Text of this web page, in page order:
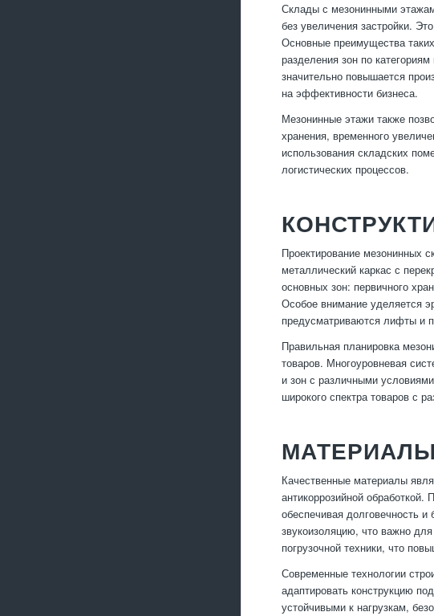
Склады с мезонинными
без увеличения застройки.
Основные преимущества
разделения зон по
значительно повышается
на эффективности бизнеса.
Мезонинные этажи также
хранения, временного
использования складских
логистических процессов.
Проектирование мезонинных
металлический каркас с
основных зон: первичного
Особое внимание уделяется
предусматриваются лифты и
Правильная планировка
товаров. Многоуровневая
и зон с различными
широкого спектра товаров с
Качественные материалы
антикоррозийной
обеспечивая долговечность
звукоизоляцию, что важно
погрузочной техники, что
Современные технологии
адаптировать конструкцию
устойчивыми к нагрузкам,